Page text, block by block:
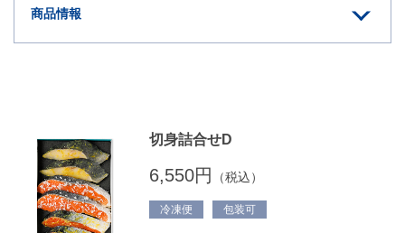
商品情報
切身詰合せD
6,550円 （税込）
冷凍便 包装可